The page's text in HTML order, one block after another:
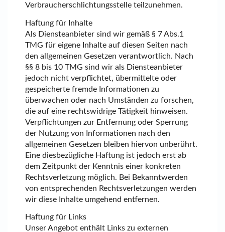
Verbraucherschlichtungsstelle teilzunehmen.
Haftung für Inhalte
Als Diensteanbieter sind wir gemäß § 7 Abs.1
TMG für eigene Inhalte auf diesen Seiten nach
den allgemeinen Gesetzen verantwortlich. Nach
§§ 8 bis 10 TMG sind wir als Diensteanbieter
jedoch nicht verpflichtet, übermittelte oder
gespeicherte fremde Informationen zu
überwachen oder nach Umständen zu forschen,
die auf eine rechtswidrige Tätigkeit hinweisen.
Verpflichtungen zur Entfernung oder Sperrung
der Nutzung von Informationen nach den
allgemeinen Gesetzen bleiben hiervon unberührt.
Eine diesbezügliche Haftung ist jedoch erst ab
dem Zeitpunkt der Kenntnis einer konkreten
Rechtsverletzung möglich. Bei Bekanntwerden
von entsprechenden Rechtsverletzungen werden
wir diese Inhalte umgehend entfernen.
Haftung für Links
Unser Angebot enthält Links zu externen